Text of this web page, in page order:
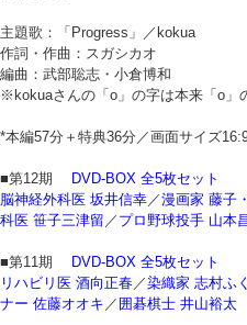
主題歌：「Progress」／kokua
作詞・作曲：スガシカオ
編曲：武部聡志・小倉博和
※kokuaさんの「o」の字は本来「o」
*本編57分＋特典36分／画面サイズ
■第12期
DVD-BOX 全5枚セット
脳神経外科医 坂井信幸 ／漫画家 藤子
科医 笹子三津留 ／ プロ野球投手 山本
■第11期
DVD-BOX 全5枚セット
リハビリ医 酒向正春 ／染織家 志村ふ
ナー 佐藤オオキ ／ 囲碁棋士 井山裕太